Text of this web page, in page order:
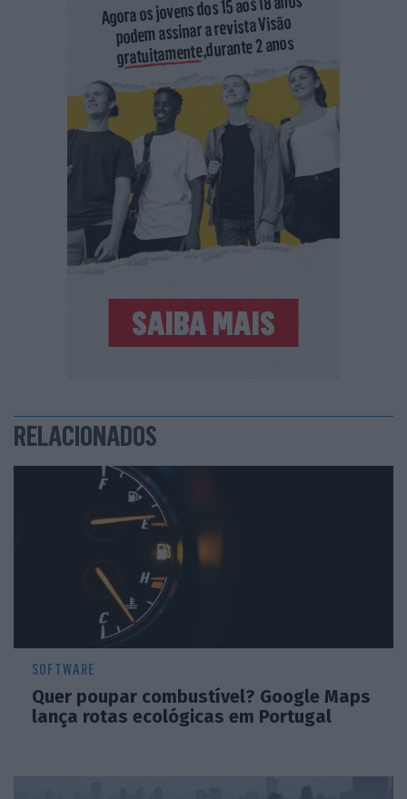
RELACIONADOS
SOFTWARE
Quer poupar combustível? Google Maps
lança rotas ecológicas em Portugal